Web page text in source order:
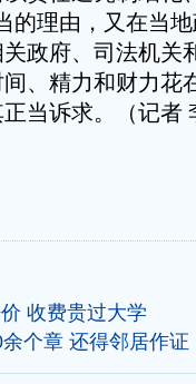
的理由，又在当
政府、司法机关
、精力和财力花
当诉求。（记者
收费贵过大学
个章 还得邻居作证